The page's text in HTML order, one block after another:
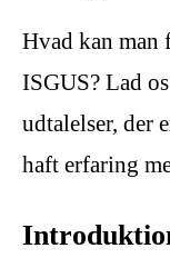
Hvad kan man
ISGUS? Lad
udtalelser, der
haft erfaring